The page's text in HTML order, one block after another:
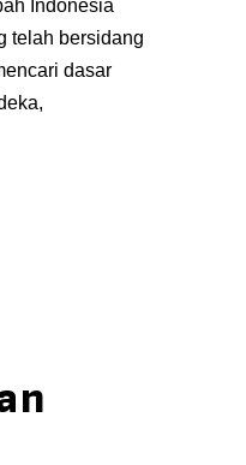
Indonesia
telah bersidang
dasar